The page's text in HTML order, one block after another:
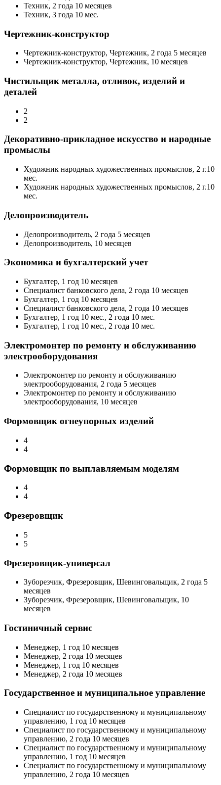
Техник, 2 года 10 месяцев
Техник, 3 года 10 мес.
Чертежник-конструктор
Чертежник-конструктор, Чертежник, 2 года 5 месяцев
Чертежник-конструктор, Чертежник, 10 месяцев
Чистильщик металла, отливок, изделий и
деталей
2
2
Декоративно-прикладное искусство и народные
промыслы
Художник народных художественных промыслов, 2 г.10
мес.
Художник народных художественных промыслов, 2 г.10
мес.
Делопроизводитель
Делопроизводитель, 2 года 5 месяцев
Делопроизводитель, 10 месяцев
Экономика и бухгалтерский учет
Бухгалтер, 1 год 10 месяцев
Специалист банковского дела, 2 года 10 месяцев
Бухгалтер, 1 год 10 месяцев
Специалист банковского дела, 2 года 10 месяцев
Бухгалтер, 1 год 10 мес., 2 года 10 мес.
Бухгалтер, 1 год 10 мес., 2 года 10 мес.
Электромонтер по ремонту и обслуживанию
электрооборудования
Электромонтер по ремонту и обслуживанию
электрооборудования, 2 года 5 месяцев
Электромонтер по ремонту и обслуживанию
электрооборудования, 10 месяцев
Формовщик огнеупорных изделий
4
4
Формовщик по выплавляемым моделям
4
4
Фрезеровщик
5
5
Фрезеровщик-универсал
Зуборезчик, Фрезеровщик, Шевинговальщик, 2 года 5
месяцев
Зуборезчик, Фрезеровщик, Шевинговальщик, 10
месяцев
Гостиничный сервис
Менеджер, 1 год 10 месяцев
Менеджер, 2 года 10 месяцев
Менеджер, 1 год 10 месяцев
Менеджер, 2 года 10 месяцев
Государственное и муниципальное управление
Специалист по государственному и муниципальному
управлению, 1 год 10 месяцев
Специалист по государственному и муниципальному
управлению, 2 года 10 месяцев
Специалист по государственному и муниципальному
управлению, 1 год 10 месяцев
Специалист по государственному и муниципальному
управлению, 2 года 10 месяцев